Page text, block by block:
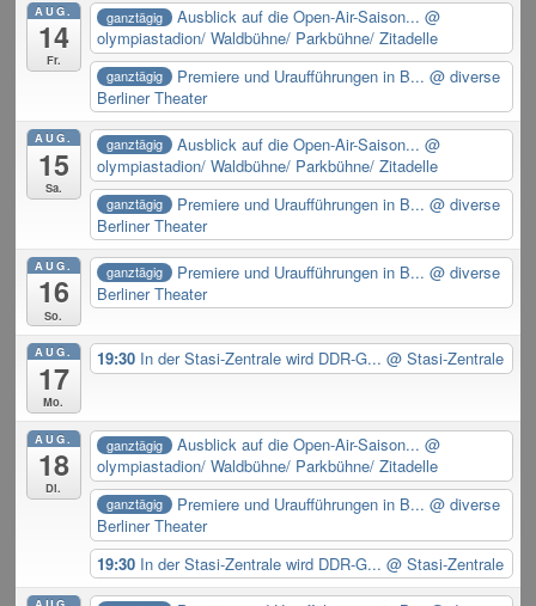
AUG.
14
Fr.
ganztägig Ausblick auf die Open-Air-Saison... @
olympiastadion/ Waldbühne/ Parkbühne/ Zitadelle
ganztägig Premiere und Uraufführungen in B... @ diverse
Berliner Theater
AUG.
15
Sa.
ganztägig Ausblick auf die Open-Air-Saison... @
olympiastadion/ Waldbühne/ Parkbühne/ Zitadelle
ganztägig Premiere und Uraufführungen in B... @ diverse
Berliner Theater
AUG.
16
So.
ganztägig Premiere und Uraufführungen in B... @ diverse
Berliner Theater
AUG.
17
Mo.
19:30 In der Stasi-Zentrale wird DDR-G...@ Stasi-Zentrale
AUG.
18
Di.
ganztägig Ausblick auf die Open-Air-Saison... @
olympiastadion/ Waldbühne/ Parkbühne/ Zitadelle
ganztägig Premiere und Uraufführungen in B... @ diverse
Berliner Theater
19:30 In der Stasi-Zentrale wird DDR-G...@ Stasi-Zentrale